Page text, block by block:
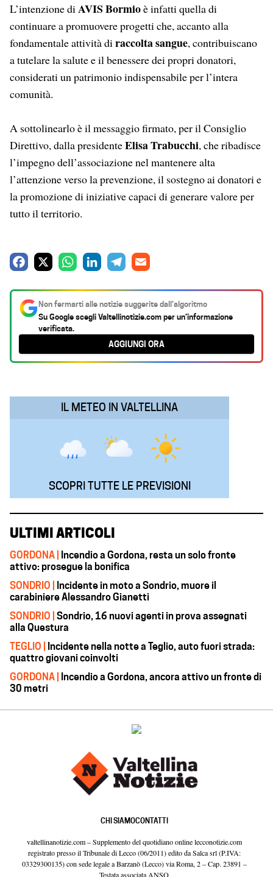
L’intenzione diAVIS Bormioè infatti quella di
continuare a promuovere progetti che, accanto alla
fondamentale attività diraccolta sangue, contribuiscano
a tutelare la salute e il benessere dei propri donatori,
considerati un patrimonio indispensabile per l’intera
comunità.
A sottolinearlo è il messaggio firmato, per il Consiglio
Direttivo, dalla presidenteElisa Trabucchi, che ribadisce
l’impegno dell’associazione nel mantenere alta
l’attenzione verso la prevenzione, il sostegno ai donatori e
la promozione di iniziative capaci di generare valore per
tutto il territorio.
c
e
b
o
t
s
A
k
e
d
e
g
r
a
i
l
Non fermarti alle notizie suggerite dall’algoritmo
Su Google scegliValtellinotizie.comper un’informazione
verificata.
AGGIUNGI ORA
IL METEO IN VALTELLINA
SCOPRI TUTTE LE PREVISIONI
ULTIMI ARTICOLI
GORDONA |
Incendio a Gordona, resta un solo fronte
attivo: prosegue la bonifica
SONDRIO |
Incidente in moto a Sondrio, muore il
carabiniere Alessandro Gianetti
SONDRIO | Sondrio, 16 nuovi agenti in prova assegnati
alla Questura
TEGLIO |
Incidente nella notte a Teglio, auto fuori strada:
quattro giovani coinvolti
GORDONA |
Incendio a Gordona, ancora attivo un fronte di
30 metri
CHI SIAMOCONTATTI
valtellinanotizie.com – Supplemento del quotidiano online lecconotizie.com
registrato presso il Tribunale di Lecco (06/2011) edito da Salca srl (P.IVA:
03329300135) con sede legale a Barzanò (Lecco) via Roma, 2 – Cap. 23891 –
Testata associata ANSO